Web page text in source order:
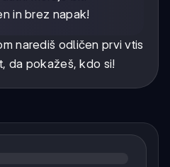
in brez napak!
narediš odličen prvi vtis
da pokažeš, kdo si!